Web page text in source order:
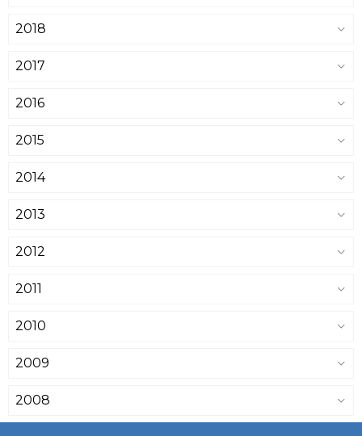
2018
2017
2016
2015
2014
2013
2012
2011
2010
2009
2008